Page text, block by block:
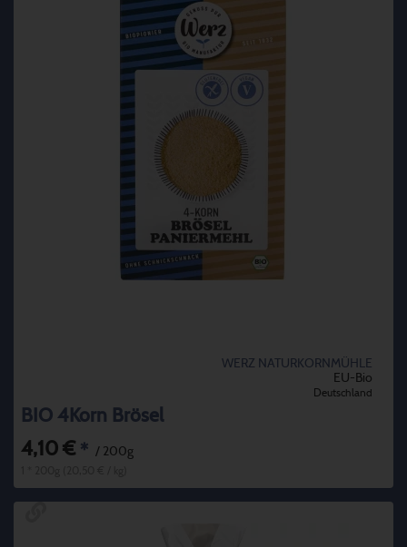
WERZ NATURKORNMÜHLE
EU-Bio
Deutschland
BIO 4Korn Brösel
4,10 € * / 200g